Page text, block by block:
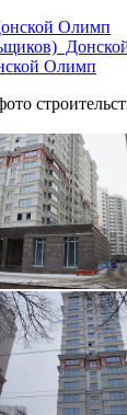
Олимп
Олимп